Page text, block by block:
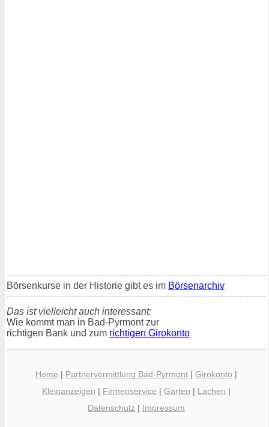
Börsenkurse in der Historie gibt es im Börsenarchiv
Das ist vielleicht auch interessant:
Wie kommt man in Bad-Pyrmont zur
richtigen Bank und zum richtigen Girokonto
Home | Partnervermittlung Bad-Pyrmont | Girokonto |
Kleinanzeigen | Firmenservice | Garten | Lachen |
Datenschutz | Impressum